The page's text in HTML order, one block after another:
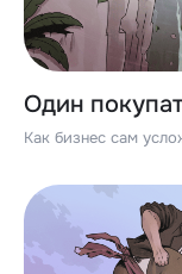
Один
Как бизнес сам